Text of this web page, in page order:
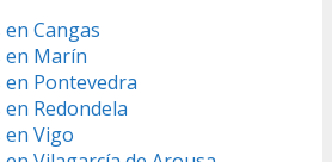
Cangas
en Marín
Pontevedra
Redondela
Vigo